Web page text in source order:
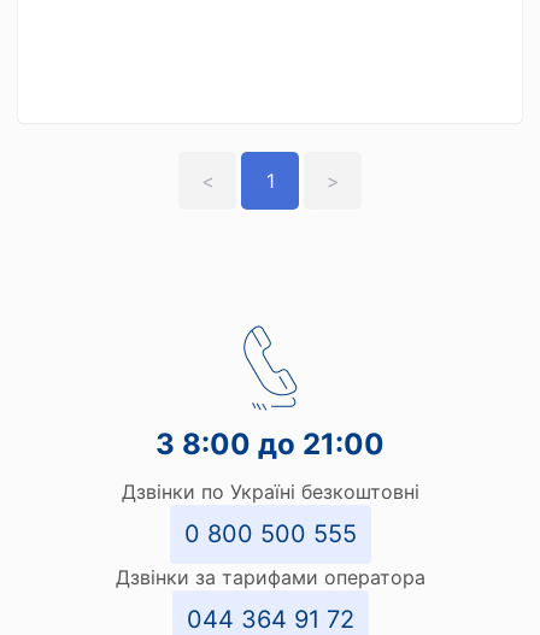
< 1 >
З 8:00 до 21:00
Дзвінки по Україні безкоштовні
0 800 500 555
Дзвінки за тарифами оператора
044 364 91 72